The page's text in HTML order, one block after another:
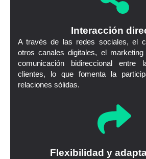
Interacción
A través de las redes sociales, el
otros canales digitales, el
comunicación bidireccional
clientes, lo que fomenta la
relaciones sólidas.
Flexibilidad y